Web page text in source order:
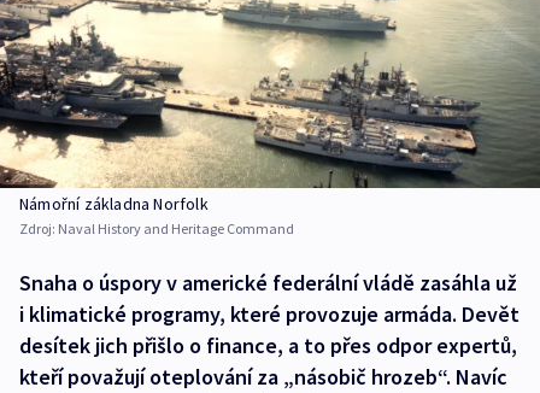
Námořní základna Norfolk
Zdroj: Naval History and Heritage Command
Snaha o úspory v americké federální vládě zasáhla už
i klimatické programy, které provozuje armáda. Devět
desítek jich přišlo o finance, a to přes odpor expertů,
kteří považují oteplování za „násobič hrozeb“. Navíc